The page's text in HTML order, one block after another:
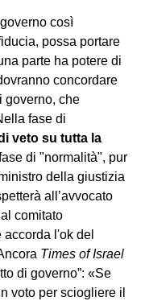
così
possa portare
parte ha potere di
concordare
governo, che
fase di
veto su tutta la
di "normalità", pur
della giustizia
all’avvocato
comitato
l'ok del
Times of Israel
di governo”: «Se
voto per sciogliere il